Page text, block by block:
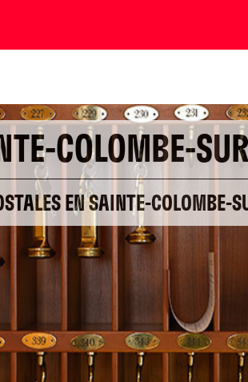
COLOMBE-
EN SAINTE-COLOMBE-